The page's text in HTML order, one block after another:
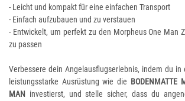
- Leicht und kompakt für eine einfachen Transport
- Einfach aufzubauen und zu verstauen
- Entwickelt, um perfekt zu den Morpheus One Man
zu passen
Verbessere dein Angelausflugserlebnis, indem du in
leistungsstarke Ausrüstung wie die BODENMATTE
MAN investierst, und stelle sicher, dass du